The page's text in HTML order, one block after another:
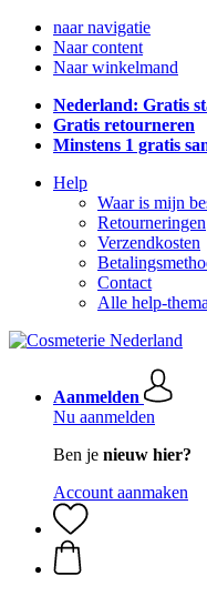
naar navigatie
Naar content
Naar winkelmand
Nederland: Gratis
Gratis retourneren
Minstens 1 gratis
Help
Waar is mijn
Retourneringen
Verzendkosten
Contact
Alle help-
Aanmelden
Nu aanmelden
Ben je nieuw hier?
Account aanmaken